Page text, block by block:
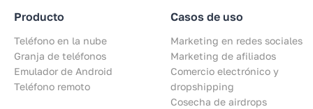
Producto
Teléfono en la nube
Granja de teléfonos
Emulador de Android
Teléfono remoto
Casos de uso
Marketing en redes sociales
Marketing de afiliados
Comercio electrónico y
dropshipping
Cosecha de airdrops